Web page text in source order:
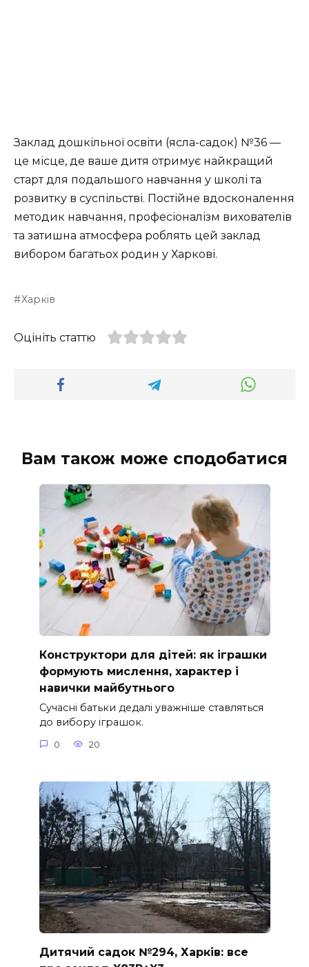
Заклад дошкільної освіти (ясла-садок) №36 —
це місце, де ваше дитя отримує найкращий
старт для подальшого навчання у школі та
розвитку в суспільстві. Постійне вдосконалення
методик навчання, професіоналізм вихователів
та затишна атмосфера роблять цей заклад
вибором багатьох родин у Харкові.
Харків
Оцініть статтю
Вам також може сподобатися
Конструктори для дітей: як іграшки
формують мислення, характер і
навички майбутнього
Сучасні батьки дедалі уважніше ставляться
до вибору іграшок.
0 20
Дитячий садок №294, Харків: все